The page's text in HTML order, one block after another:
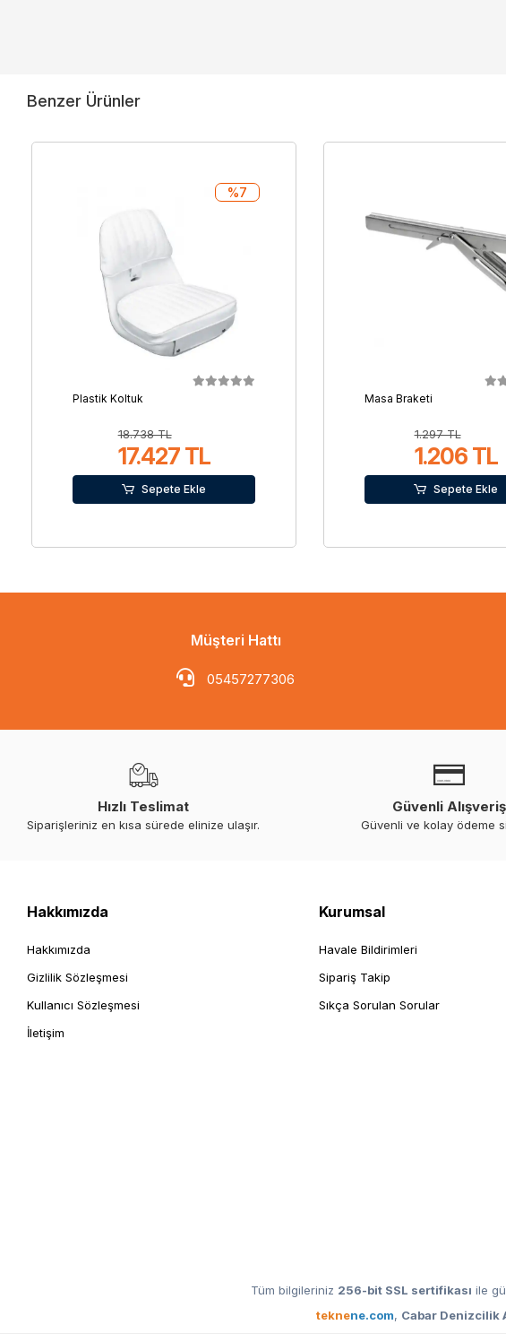
Benzer Ürünler
Plastik Koltuk
18.738 TL
17.427 TL
%7
Sepete Ekle
Masa Braketi
1.297 TL
1.206 TL
Sepete Ekle
Müşteri Hattı
05457277306
Hızlı Teslimat
Siparişleriniz en kısa sürede elinize ulaşır.
Güvenli Alışveriş
Güvenli ve kolay ödeme
Hakkımızda
Hakkımızda
Gizlilik Sözleşmesi
Kullanıcı Sözleşmesi
İletişim
Kurumsal
Havale Bildirimleri
Sipariş Takip
Sıkça Sorulan Sorular
Tüm bilgileriniz 256-bit SSL sertifikası ile
teknene.com, Cabar Denizcilik